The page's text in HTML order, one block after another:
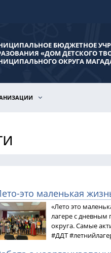
БЮДЖЕТНОЕ
«ДОМ ДЕТСКОГО
ОКРУГА
это маленькая
«Лето это
лагере с дневным
округа. Самые
#ДДТ